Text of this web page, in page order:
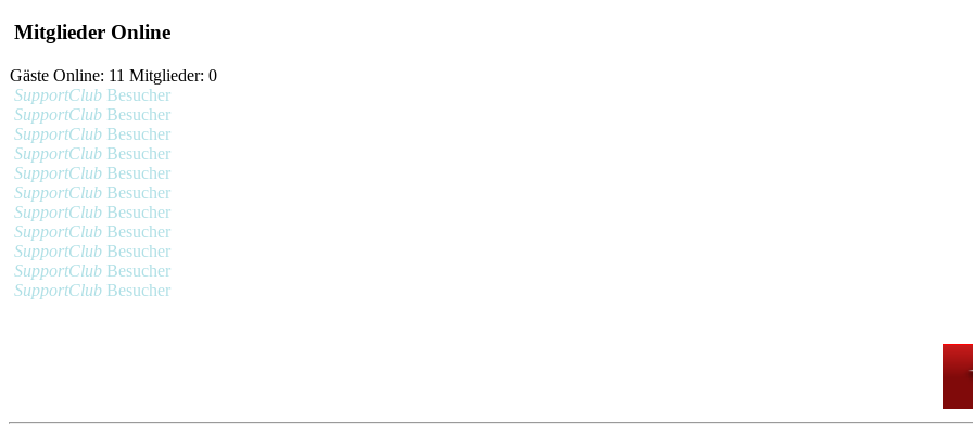
Mitglieder Online
Gäste Online: 11 Mitglieder: 0
SupportClub Besucher
SupportClub Besucher
SupportClub Besucher
SupportClub Besucher
SupportClub Besucher
SupportClub Besucher
SupportClub Besucher
SupportClub Besucher
SupportClub Besucher
SupportClub Besucher
SupportClub Besucher